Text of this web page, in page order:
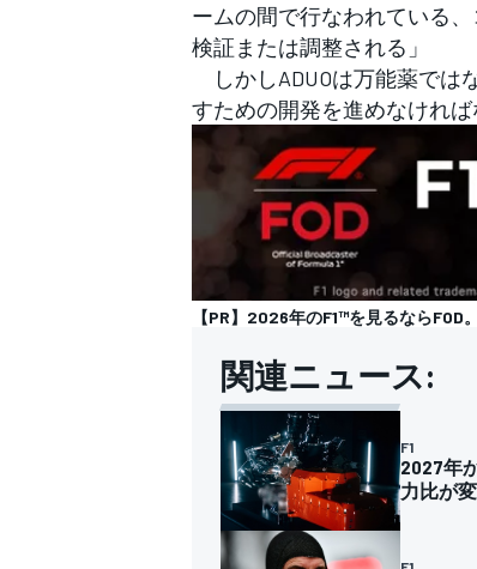
ームの間で行なわれている
検証または調整される」
しかしADUOは万能薬では
すための開発を進めなければ
【PR】2026年のF1™を見るならFOD
関連ニュース:
F1
2027年
力比が